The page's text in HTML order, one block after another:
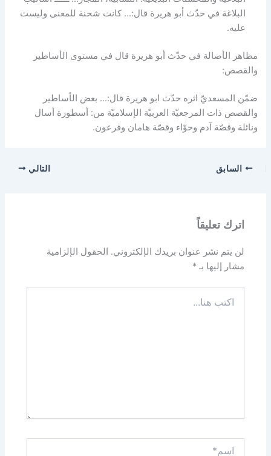
البلاغة في حدّث أبو هريرة قال:… كانت شحنة للمعنى وليست
عليه.
مظاهر الأصالة في حدّث أبو هريرة قال في مستوى الأساطير
والقصص:
ضمّن المسعديّ اثره حدّث ابو هريرة قال:… بعض الأساطير
والقصص ذات المرجعيّة العربيّة الإسلاميّة من: أسطورة أسال
ونائلة وقصّة آدم وحوّاء وقصّة هامان وفرعون.
السابق التالي
اترك تعليقاً
لن يتم نشر عنوان بريدك الإلكتروني.
الحقول الإلزامية
مشار إليها بـ*
هنا...